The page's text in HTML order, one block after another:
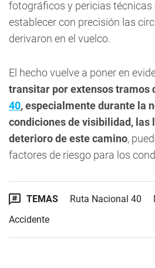
fotográficos y pericias técnicas
establecer con precisión las
derivaron en el vuelco.
El hecho vuelve a poner en
transitar por extensos tramos
40, especialmente durante la
condiciones de visibilidad, las
deterioro de este camino,
factores de riesgo para los
TEMAS Ruta Nacional 40
Accidente